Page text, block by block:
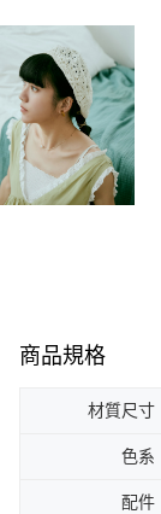
商品規格
材質尺寸
色系
配件